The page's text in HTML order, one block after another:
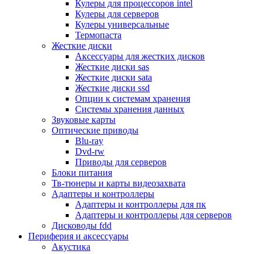
Микрофоны
Элементы питания, батарейки
Портмоне, боксы, стойки для дисков
Презентеры
Виртуальные очки
Аксессуары и опции для ноутбуков
Клавиатуры для ноутбуков
Сумки
Адаптеры и зарядные устройства
Подставки
Док станции, порт репликаторы
Батареи
Разное
Носители информации
Внешние жесткие диски
Карты памяти
Оптические носители
Blu-ray
Cd-r
Cd-rw
Dvd-r
Dvdrw
Кулеры для процессоров intel
Кулеры для серверов
Кулеры универсальные
Термопаста
Жесткие диски
Аксессуары для жестких дисков
Жесткие диски sas
Жесткие диски sata
Жесткие диски ssd
Опции к системам хранения
Системы хранения данных
Звуковые карты
Оптические приводы
Blu-ray
Dvd-rw
Приводы для серверов
Блоки питания
Тв-тюнеры и карты видеозахвата
Адаптеры и контроллеры
Адаптеры и контроллеры для пк
Адаптеры и контроллеры для серверов
Дисководы fdd
Периферия и аксессуары
Акустика